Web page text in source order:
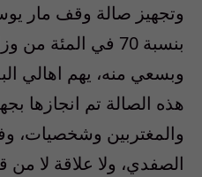
وتجهيز صالة وقف مار
بنسبة 70 في المئة
وبسعي منه، يهم اهالي
هذه الصالة تم انجازها
والمغتربين وشخصيات،
الصفدي، ولا علاقة لا من